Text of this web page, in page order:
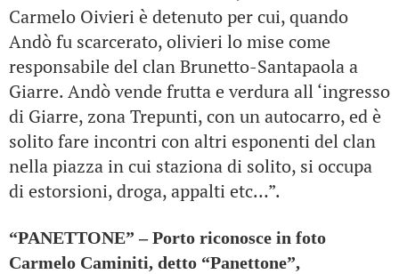
Carmelo Oivieri è detenuto per cui, quando
Andò fu scarcerato, olivieri lo mise come
responsabile del clan Brunetto-Santapaola a
Giarre. Andò vende frutta e verdura all ‘ingresso
di Giarre, zona Trepunti, con un autocarro, ed è
solito fare incontri con altri esponenti del clan
nella piazza in cui staziona di solito, si occupa
di estorsioni, droga, appalti etc…”.
“PANETTONE” – Porto riconosce in foto
Carmelo Caminiti, detto “Panettone”,